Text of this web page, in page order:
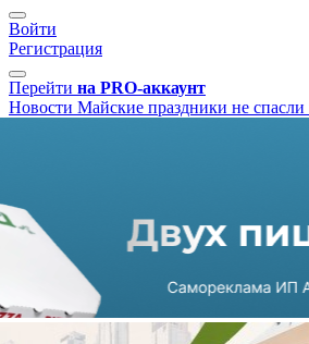
Войти
Регистрация
Перейти на PRO-аккаунт
Новости Майские праздники не